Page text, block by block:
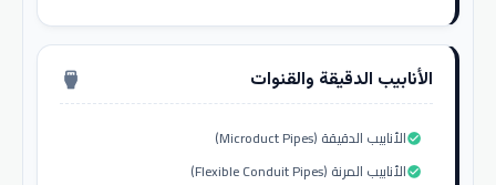
الأنابيب الدقيقة والقنوات settings_input_hdmi
الأنابيب الدقيقة (Microduct Pipes)check_circle
الأنابيب المرنة (Flexible Conduit Pipes)check_circle